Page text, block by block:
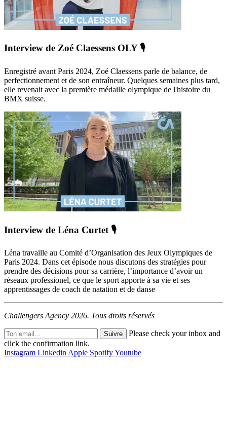
Interview de Zoé Claessens OLY 🎙️
Enregistré avant Paris 2024, Zoé Claessens parle de balance, de
perfectionnement et de son entraîneur. Quelques semaines plus tard,
elle revenait avec la première médaille olympique de l'histoire du
BMX suisse.
Interview de Léna Curtet 🎙️
Léna travaille au Comité d’Organisation des Jeux Olympiques de
Paris 2024. Dans cet épisode nous discutons des stratégies pour
prendre des décisions pour sa carrière, l’importance d’avoir un
réseaux professionel, ce que le sport apporte à sa vie et ses
apprentissages de coach de natation et de danse
Challengers Agency 2026. Tous droits réservés
Suivre
Please check your inbox and
click the confirmation link.
Instagram Linkedin Apple SpotifyYoutube